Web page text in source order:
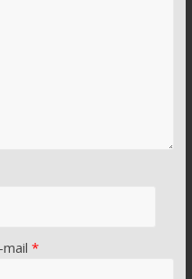
mail *